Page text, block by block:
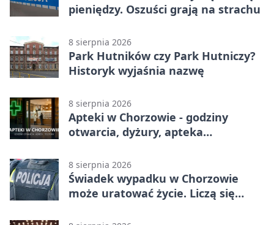
pieniędzy. Oszuści grają na strachu
8 sierpnia 2026
Park Hutników czy Park Hutniczy?
Historyk wyjaśnia nazwę
8 sierpnia 2026
Apteki w Chorzowie - godziny
otwarcia, dyżury, apteka
8 sierpnia 2026
Świadek wypadku w Chorzowie
może uratować życie. Liczą się